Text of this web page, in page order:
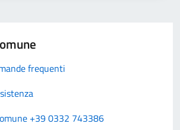
frequenti
+39 0332 743386